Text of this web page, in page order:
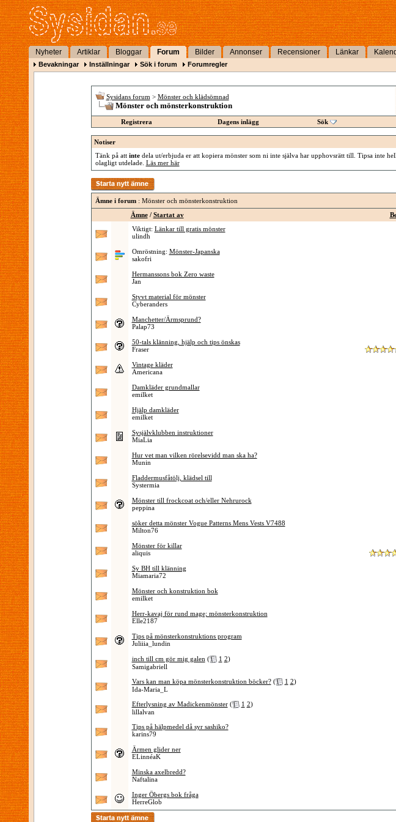
Nyheter Artiklar Bloggar Forum Bilder Annonser Recensioner Länkar
Bevakningar Inställningar Sök i forum Forumregler
Sysidans forum > Mönster och klädsömnad
Mönster och mönsterkonstruktion
Registrera
Dagens inlägg Sök
Notiser
Tänk på att intedela ut/erbjuda er att kopiera mönster som ni inte själva har upphovsrätt till. Tipsa inte
olagligt utdelade. Läs mer här
Ämne i forum: Mönster och mönsterkonstruktion
Ämne/ Startat av
Viktigt: Länkar till gratis mönster
ulindh
Omröstning: Mönster-Japanska
sakofri
Hermanssons bok Zero waste
Jan
Styvt material för mönster
Cyberanders
Manchetter/Ärmsprund?
Palap73
50-tals klänning, hjälp och tips önskas
Fraser
Vintage kläder
Americana
Damkläder grundmallar
emilket
Hjälp damkläder
emilket
Sysjälvklubben instruktioner
MiaLia
Hur vet man vilken rörelsevidd man ska ha?
Munin
Fladdermusfåtölj, klädsel till
Systermia
Mönster till frockcoat och/eller Nehrurock
peppina
söker detta mönster Vogue Patterns Mens Vests V7488
Milton76
Mönster för killar
aliquis
Sy BH till klänning
Miamaria72
Mönster och konstruktion bok
emilket
Herr-kavaj för rund mage; mönsterkonstruktion
Elle2187
Tips på mönsterkonstruktions program
Juliiia_lundin
inch till cm gör mig galen ( 1 2)
Samigabriell
Vars kan man köpa mönsterkonstruktion böcker? ( 1 2)
Ida-Maria_L
Efterlysning av Madickenmönster ( 1 2)
lillalvan
Tips på hälpmedel då syr sashiko?
karins79
Ärmen glider ner
ELinnéaK
Minska axelbredd?
Naftalina
Inger Öbergs bok fråga
HerreGlob